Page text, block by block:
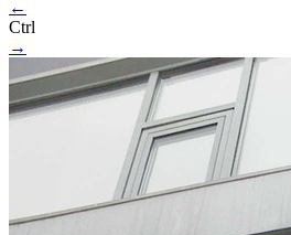
←
Ctrl
→